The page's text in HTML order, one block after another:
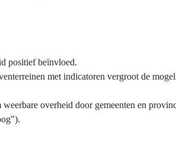
positief beïnvloed.
met indicatoren vergroot de
overheid door gemeenten en